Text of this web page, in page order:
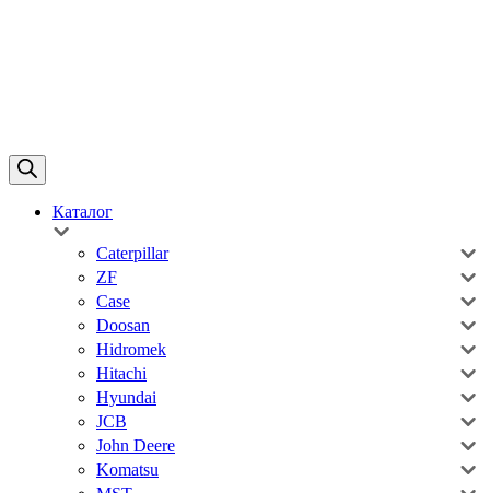
Каталог
Caterpillar
ZF
Case
Doosan
Hidromek
Hitachi
Hyundai
JCB
John Deere
Komatsu